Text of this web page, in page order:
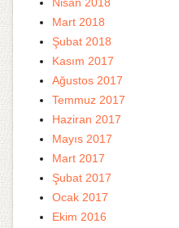
Mart 2018
Şubat 2018
Kasım 2017
Ağustos 2017
Temmuz 2017
Haziran 2017
Mayıs 2017
Mart 2017
Şubat 2017
Ocak 2017
Ekim 2016